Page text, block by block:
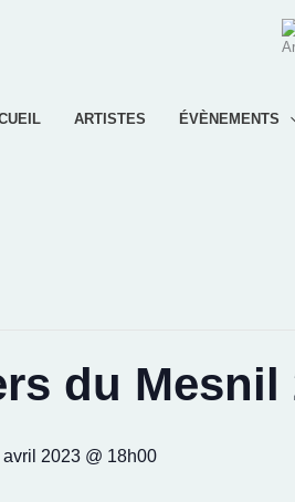
ARTISTES ÉVÈNEMENTS
du Mesnil
avril 2023 @ 18h00